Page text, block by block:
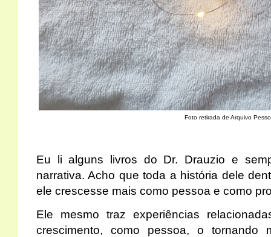
Foto retirada de Arquivo
Eu li alguns livros do Dr. Drauzio e
narrativa. Acho que toda a história dele
ele crescesse mais como pessoa e como
Ele mesmo traz experiências
crescimento, como pessoa, o tornando